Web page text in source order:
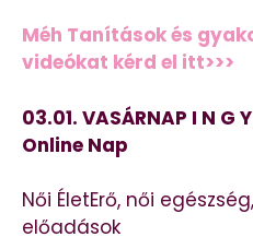
Méh Tanítások és
videókat kérd el itt>>>
03.01. VASÁRNAP I N G
Online Nap
Női ÉletErő, női
előadások